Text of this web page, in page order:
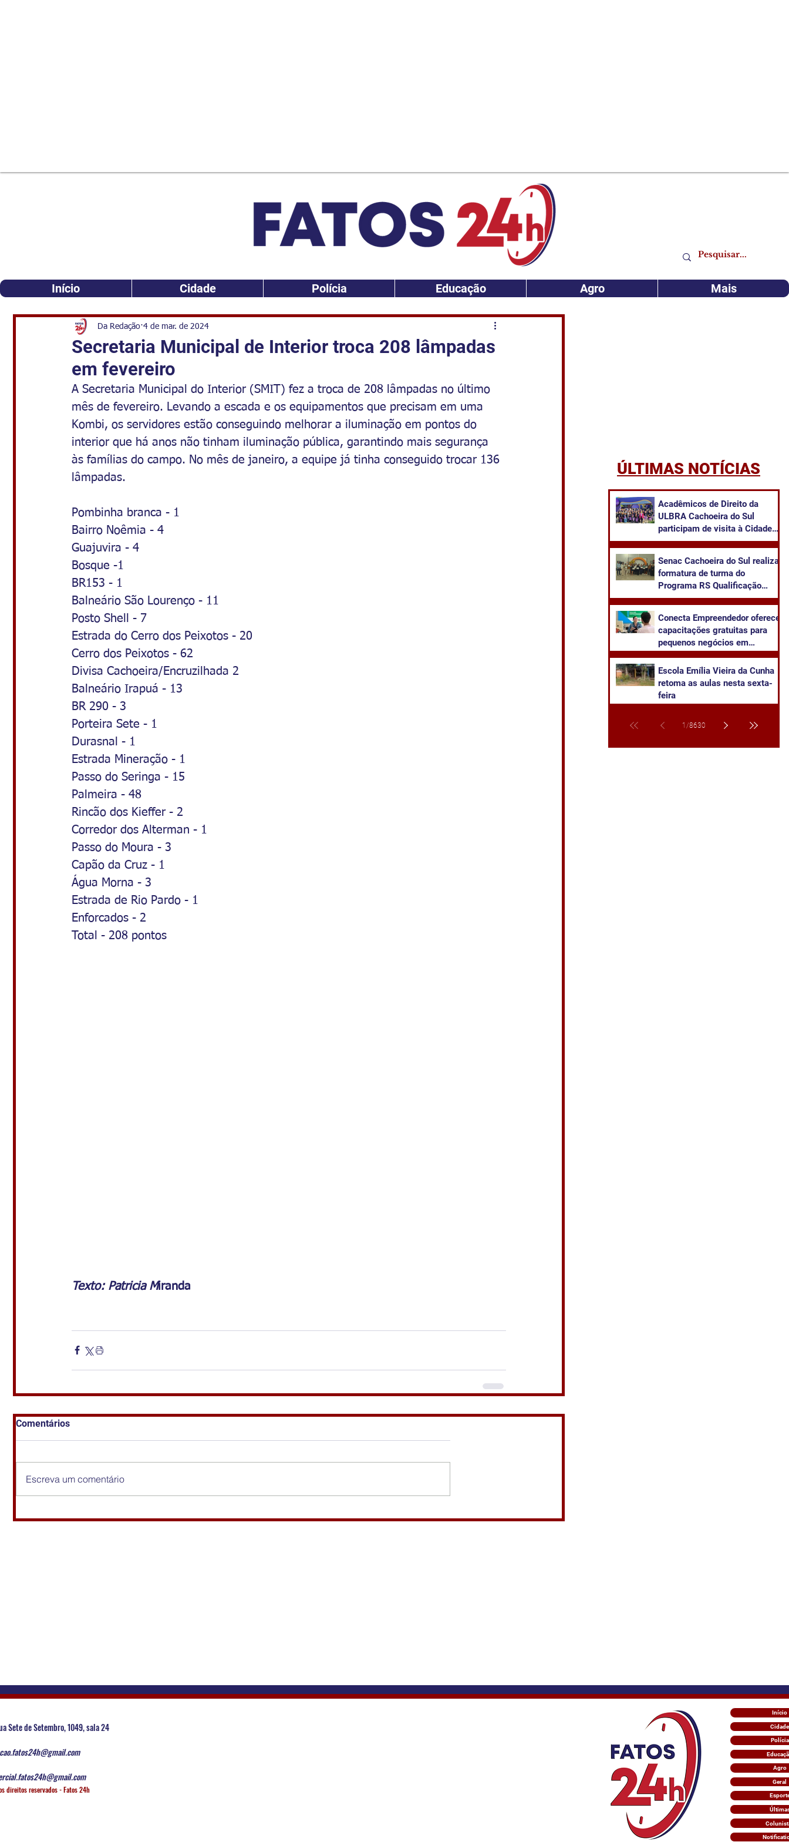
Início Cidade Polícia Educação Agro Mais
Secretaria Municipal de Interior troca 208 lâmpadas
em fevereiro
Da Redação 4 de mar. de 2024
A Secretaria Municipal do Interior (SMIT) fez a troca de 208 lâmpadas no último
mês de fevereiro. Levando a escada e os equipamentos que precisam em uma
Kombi, os servidores estão conseguindo melhorar a iluminação em pontos do
interior que há anos não tinham iluminação pública, garantindo mais segurança
às famílias do campo. No mês de janeiro, a equipe já tinha conseguido trocar 136
lâmpadas.
Pombinha branca - 1
Bairro Noêmia - 4
Guajuvira - 4
Bosque -1
BR153 - 1
Balneário São Lourenço - 11
Posto Shell - 7
Estrada do Cerro dos Peixotos - 20
Cerro dos Peixotos - 62
Divisa Cachoeira/Encruzilhada 2
Balneário Irapuá - 13
BR 290 - 3
Porteira Sete - 1
Durasnal - 1
Estrada Mineração - 1
Passo do Seringa - 15
Palmeira - 48
Rincão dos Kieffer - 2
Corredor dos Alterman - 1
Passo do Moura - 3
Capão da Cruz - 1
Água Morna - 3
Estrada de Rio Pardo - 1
Enforcados - 2
Total - 208 pontos
Texto: Patricia Miranda
Comentários
Escreva um comentário
ÚLTIMAS NOTÍCIAS
Acadêmicos de Direito da
ULBRA Cachoeira do Sul
participam de visita à Cidade
da Advocacia
Senac Cachoeira do Sul realiza
formatura de turma do
Programa RS Qualificação
Recomeçar em Candelária
Conecta Empreendedor oferece
capacitações gratuitas para
pequenos negócios em
​Escola Emília Vieira da Cunha
retoma as aulas nesta sexta-
feira
1 /8630
Sete de Setembro, 1049, sala 24
direitos reservados - Fatos 24h
Início
Cidade
Polícia
Agro
Geral